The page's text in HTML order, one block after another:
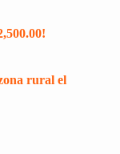
rural el